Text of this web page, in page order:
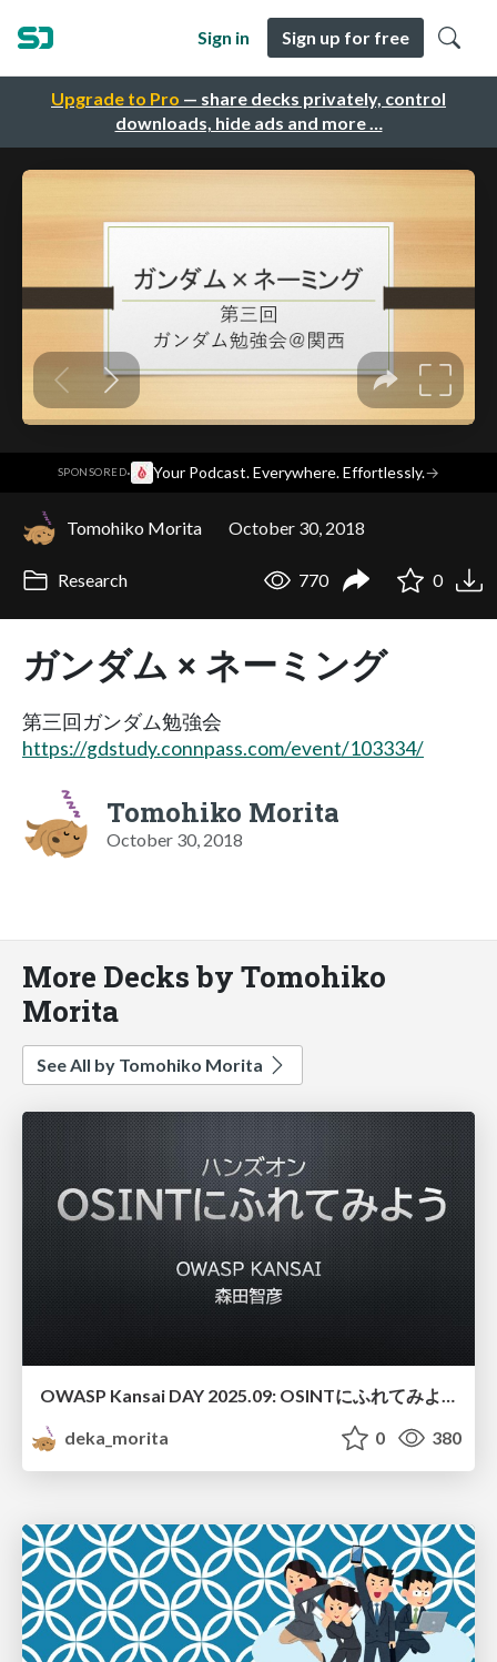
Upgrade to Pro — share decks privately, control
downloads, hide ads and more …
Sign in Sign up for free
SPONSORED· Your Podcast. Everywhere. Effortlessly.→
Tomohiko Morita October 30, 2018
Research 770 0
ガンダム × ネーミング
第三回ガンダム勉強会
https://gdstudy.connpass.com/event/103334/
Tomohiko Morita
October 30, 2018
More Decks by Tomohiko
Morita
See All by Tomohiko Morita
OWASP Kansai DAY 2025.09: OSINTにふれてみよう
deka_morita
0 380